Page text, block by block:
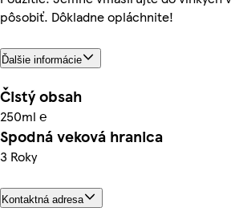
pôsobiť. Dôkladne opláchnite!
Ďalšie informácie
Čistý obsah
250ml ℮
Spodná veková hranica
3 Roky
Kontaktná adresa